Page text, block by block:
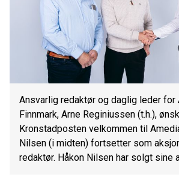
Ansvarlig redaktør og daglig leder for
Finnmark, Arne Reginiussen (t.h.),
Kronstadposten velkommen til
Nilsen (i midten) fortsetter som
redaktør. Håkon Nilsen har solgt sine